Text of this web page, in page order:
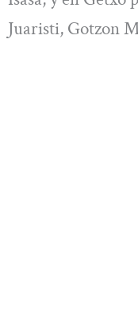
Juaristi, Gotzon